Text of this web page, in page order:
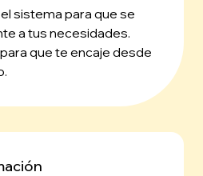
sistema para que se
a tus necesidades.
que te encaje desde